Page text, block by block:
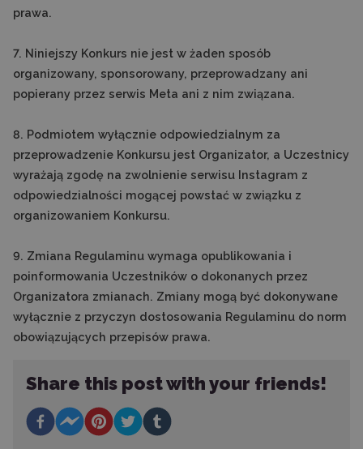
prawa.
7. Niniejszy Konkurs nie jest w żaden sposób
organizowany, sponsorowany, przeprowadzany ani
popierany przez serwis Meta ani z nim związana.
8. Podmiotem wyłącznie odpowiedzialnym za
przeprowadzenie Konkursu jest Organizator, a Uczestnicy
wyrażają zgodę na zwolnienie serwisu Instagram z
odpowiedzialności mogącej powstać w związku z
organizowaniem Konkursu.
9. Zmiana Regulaminu wymaga opublikowania i
poinformowania Uczestników o dokonanych przez
Organizatora zmianach. Zmiany mogą być dokonywane
wyłącznie z przyczyn dostosowania Regulaminu do norm
obowiązujących przepisów prawa.
Share this post with your friends!